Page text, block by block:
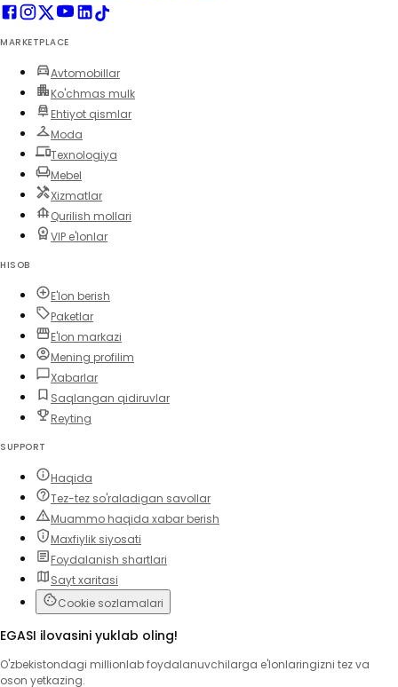
MARKETPLACE
Avtomobillar
Ko'chmas mulk
Ehtiyot qismlar
Moda
Texnologiya
Mebel
Xizmatlar
Qurilish mollari
VIP e'lonlar
HISOB
E'lon berish
Paketlar
E'lon markazi
Mening profilim
Xabarlar
Saqlangan qidiruvlar
Reyting
SUPPORT
Haqida
Tez-tez so'raladigan savollar
Muammo haqida xabar berish
Maxfiylik siyosati
Foydalanish shartlari
Sayt xaritasi
Cookie sozlamalari
EGASI ilovasini yuklab oling!
O'zbekistondagi millionlab foydalanuvchilarga e'lonlaringizni tez va
oson yetkazing.